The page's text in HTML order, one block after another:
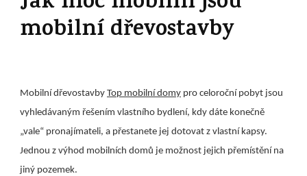
mobilní dřevostavby
Mobilní dřevostavby Top mobilní domy pro celoroční pobyt jsou
vyhledávaným řešením vlastního bydlení, kdy dáte konečně
„vale“ pronajímateli, a přestanete jej dotovat z vlastní kapsy.
Jednou z výhod mobilních domů je možnost jejich přemístění na
jiný pozemek.